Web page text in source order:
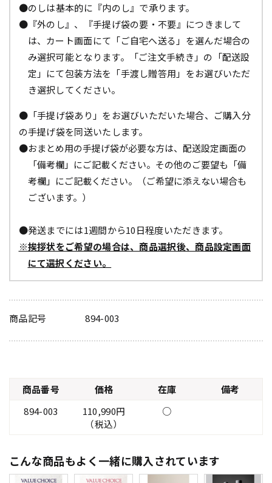
●のしは基本的に『内のし』で承ります。
●『外のし』、『手提げ袋の要・不要』につきまして
は、カート画面にて「ご自宅へ送る」を選んだ場合の
み選択可能となります。「ご注文手続き」の「配送設
定」にて包装方法を「手渡し贈答用」をお選びいただ
き選択してください。
●「手提げ袋あり」をお選びいただいた場合、ご購入分
の手提げ袋を同送いたします。
●おまとめ用の手提げ袋が必要な方は、配送設定画面の
「備考欄」にご記載ください。その他のご要望も「備
考欄」にご記載ください。（ご希望に添えない場合も
ございます。）
●発送までには1週間から10日程度いただきます。
※挨拶状をご希望の場合は、商品選択後、商品設定画面
にて選択ください。
商品記号 894-003
商品番号 価格 在庫
備考
894-003
110,990円
（税込）
○
こんな商品もよく一緒に購入されています